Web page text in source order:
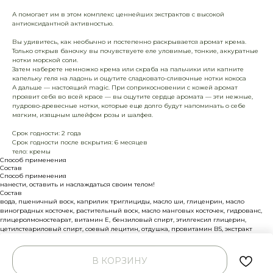
В КОРЗИНУ
А помогает им в этом комплекс ценнейших экстрактов с высокой
антиоксидантной активностью.
Вы удивитесь, как необычно и постепенно раскрывается аромат крема.
Только открыв баночку вы почувствуете еле уловимые, тонкие, аккуратные
нотки морской соли.
Затем наберете немножко крема или скраба на пальчики или капните
капельку геля на ладонь и ощутите сладковато-сливочные нотки кокоса
А дальше — настоящий magic. При соприкосновении с кожей аромат
проявит себя во всей красе — вы ощутите сердце аромата — эти нежные,
пудрово-древесные нотки, которые еще долго будут напоминать о себе
мягким, изящным шлейфом розы и шалфея.
Срок годности: 2 года
Срок годности после вскрытия: 6 месяцев
тело: кремы
Способ применения
Состав
Способ применения
нанести, оставить и наслаждаться своим телом!
Состав
вода, пшеничный воск, каприлик триглициды, масло ши, глиценрин, масло
виноградных косточек, растительный воск, масло манговых косточек, гидрованс,
глицеролмоностеарат, витамин Е, бензиловый спирт, этилгексил глицерин,
цетилстеариловый спирт, соевый лецитин, отдушка, провитамин В5, экстракт
зеленого чая, экстракт центелла азиатская, камедь ксантановая